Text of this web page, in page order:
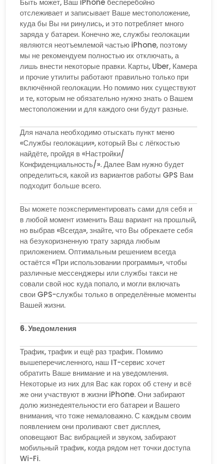
Быть может, Ваш iPhone бесперебойно
отслеживает и записывает Ваше местоположение,
куда бы Вы ни ринулись, и это потребляет много
заряда у батареи. Конечно же, службы геолокации
являются неотъемлемой частью iPhone, поэтому
мы не рекомендуем полностью их отключать, а
лишь внести некоторые правки. Карты, Uber, Камера
и прочие утилиты работают правильно только при
включённой геолокации. Но помимо них существуют
и те, которым не обязательно нужно знать о Вашем
местоположении и для каждого они будут разные.
Для начала необходимо отыскать пункт меню
«Службы геолокации», который Вы с лёгкостью
найдёте, пройдя в «Настройки/
Конфиденциальность/». Далее Вам нужно будет
определиться, какой из вариантов работы GPS Вам
подходит больше всего.
Вы можете поэкспериментировать сами для себя и
в любой момент изменить Ваш вариант на прошлый,
но выбрав «Всегда», знайте, что Вы обрекаете себя
на безукоризненную трату заряда любым
приложением. Оптимальным решением всегда
остаётся «При использовании программы», чтобы
различные мессенджеры или службы такси не
совали свой нос куда попало, и могли включать
свои GPS-службы только в определённые моменты
Вашей жизни.
6. Уведомления
Трафик, трафик и ещё раз трафик. Помимо
вышеперечисленного, наш IT-сервис хочет
обратить Ваше внимание и на уведомления.
Некоторые из них для Вас как горох об стену и всё
же они участвуют в жизни iPhone. Они забирают
долю жизнедеятельности его батареи и Вашего
внимания, что тоже немаловажно. С каждым своим
появлением они проливают свет дисплея,
оповещают Вас вибрацией и звуком, забирают
мобильный трафик, когда рядом нет точки доступа
Wi-Fi.